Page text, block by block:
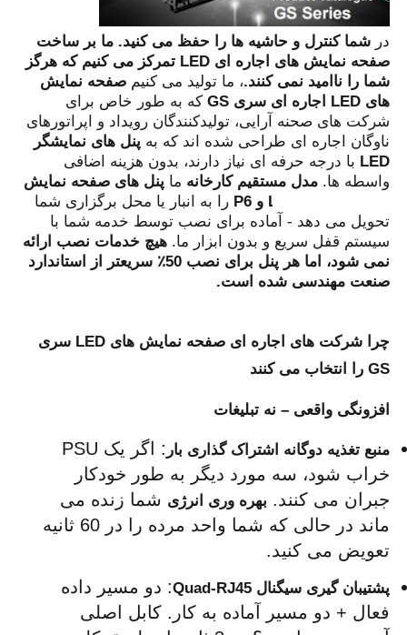
خانه
محصولات
ویدیو
نمایش VR
درباره ما
کنترل کیفیت
با ما تماس بگیرید
موارد
در
شما را ناامید نمی کنند.، ما تولید می کنیم
های LED اجاره ای سری GS
ناوگان اجاره ای طراحی شده اند که به
LED
واسطه ها. مدل مستقیم کارخانه ما
LED P3.91، P4.81 و P6
سیستم قفل سریع و بدون ابزار ما.
صنعت مهندسی شده است.
چرا شرکت های اجاره ای صفحه نمایش های LED سری
GS را انتخاب می کنند
افزونگی واقعی – نه تبلیغات
منبع تغذیه دوگانه اشتراک گذاری بار
جبران می کنند. بهره وری انرژی
تعویض می کنید.
پشتیبان گیری سیگنال Quad-RJ45